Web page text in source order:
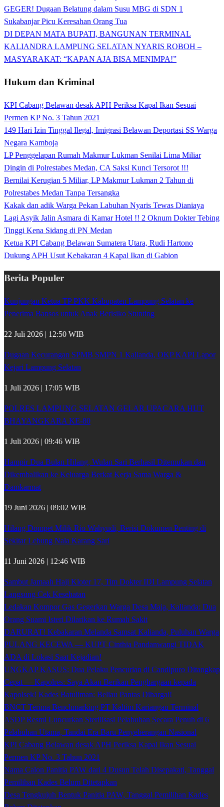
GEGER! Dugaan Belatung dalam Susu MBG di SDN 1
Sukabanjar Picu Keresahan Orang Tua
DI DEPAN MATA BUPATI, BANGUNAN TERMINAL
KALIANDRA LAMPUNG SELATAN NYARIS ROBOH –
MASYARAKAT: “KAPAN AJA BISA MENIMPA!”
Hukum dan Kriminal
KPI Cabang Belawan desak APH Periksa Kapal Ikan Sesuai
Permen KP No. 3 Tahun 2021
149 Hari Izin Tinggal Ilegal, Imigrasi Belawan Deportasi SS Warga
Negara Kamboja
LP Penggelapan Rumah Makmur Lukman Senilai Lima Miliar
Dingin di Polrestabes Medan, CA Saksi Kunci Tersorot !!!
Bernilai Kerugian 5 Miliar, LP Makmur Lukman 2 Tahun di
Polrestabes Medan Tanpa Tersangka
Kakak dan adik Warga Pekan Labuhan Nyaris Tewas Dianiaya
Lagi Asyik Jalin Asmara di Kamar Hotel !! 2 Oknum Dokter Tebing
Tinggi Kena Sidang di PN Medan
Ketua KPI Cabang Belawan Sumatera Utara, Rudi Hartono
Dukung APH Usut Kebakaran 4 Kapal Ikan di Gabion
Berita Populer
Kunjungan Ketua TP PKK Kabupaten Lampung Selatan ke
Penerima Bansos untuk Anak Berisiko Stunting
22 Juli 2026 | 12:50 WIB
Dugaan Kecurangan SPMB SMPN 1 Kalianda, OKP KAPI Lapor
Kejari Lampung Selatan
1 Juli 2026 | 17:05 WIB
POLRES LAMPUNG SELATAN GELAR UPACARA HUT
BHAYANGKARA KE-80
1 Juli 2026 | 09:46 WIB
Hampir Dua Bulan Hilang, Wulan Sari Berhasil Ditemukan dan
Dikembalikan ke Keluarga Berkat Kerja Sama Warga &
Damkarmat
19 Juni 2026 | 09:02 WIB
Hilang Dompet Milik Rio Wahyudi, Berisi Dokumen Penting di
Sekitar Lebung Nala Karang Sari
11 Juni 2026 | 12:46 WIB
Sambut Jamaah Haji Kloter 17, Tim Dokter IDI Lampung Selatan
Langsung Cek Kesehatan
Ledakan Kompor Gas Gegerkan Warga Desa Maja, Kalianda: Dua
Orang Suami Isteri Dilarikan ke Rumah Sakit
DARURAT! Kebakaran Melanda Samsat Kalianda, Puluhan Warga
PULANG KECEWA — KUPT Cinthia Pandanwangi TIDAK
ADA di Lokasi Saat Kejadian!
UNGKAP KASUS: Dua Pelaku Pencurian di Candipuro Ditangkap
Cepat — Kapolres: Saya Akan Berikan Penghargaan kepada
Kapolsek! Kades Batuliman: Beliau Pantas Dihargai!
BNCT Terima Benchmarking PT Kaltim Kariangau Terminal
ASDP Resmi Luncurkan Sterilisasi Pelabuhan Secara Penuh di 6
Pelabuhan Utama, Tandai Era Baru Penyeberangan Nasional
KPI Cabang Belawan desak APH Periksa Kapal Ikan Sesuai
Permen KP No. 3 Tahun 2021
Nama Calon Panitia PAW dari 4 Dusun Telah Disepakati, Tanggal
Pemilihan Kades Belum Ditetapkan
Desa Tengkujuh Bentuk Panitia PAW, Tanggal Pemilihan Kades